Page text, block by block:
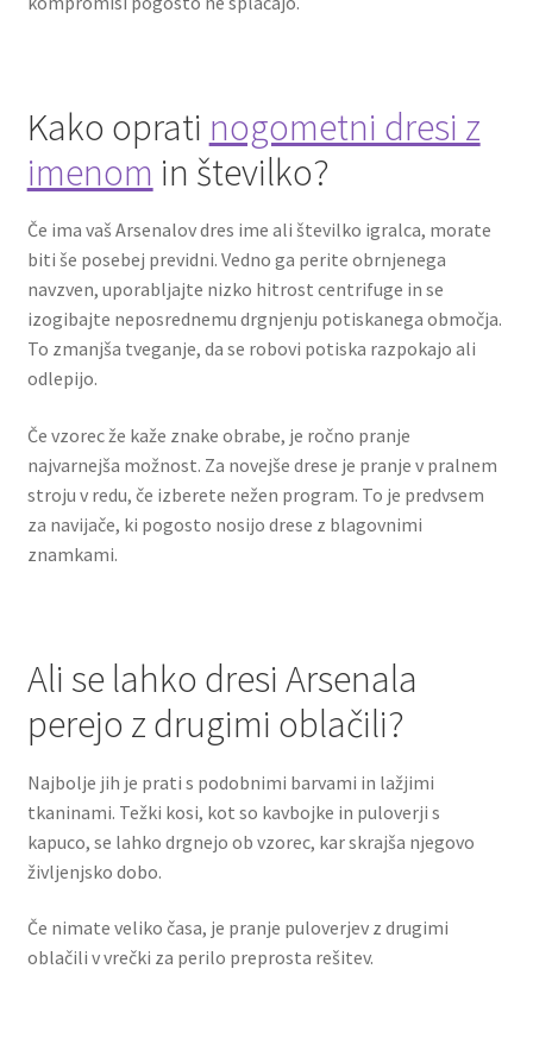
Kako oprati nogometni dresi z
imenom in številko?
Če ima vaš Arsenalov dres ime ali številko igralca, morate
biti še posebej previdni. Vedno ga perite obrnjenega
navzven, uporabljajte nizko hitrost centrifuge in se
izogibajte neposrednemu drgnjenju potiskanega območja.
To zmanjša tveganje, da se robovi potiska razpokajo ali
odlepijo.
Če vzorec že kaže znake obrabe, je ročno pranje
najvarnejša možnost. Za novejše drese je pranje v pralnem
stroju v redu, če izberete nežen program. To je predvsem
za navijače, ki pogosto nosijo drese z blagovnimi
znamkami.
Ali se lahko dresi Arsenala
perejo z drugimi oblačili?
Najbolje jih je prati s podobnimi barvami in lažjimi
tkaninami. Težki kosi, kot so kavbojke in puloverji s
kapuco, se lahko drgnejo ob vzorec, kar skrajša njegovo
življenjsko dobo.
Če nimate veliko časa, je pranje puloverjev z drugimi
oblačili v vrečki za perilo preprosta rešitev.